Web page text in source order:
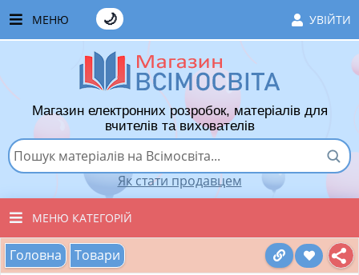
МЕНЮ УВІЙТИ
🌙
ЧАСТІ ЗАПИТАННЯ
ЯК ТУТ КУПУВАТИ
ЯК ТУТ ПРОДАВАТИ
ДОДАТИ РОЗРОБКУ
ВПОДОБАНІ ТОВАРИ
Магазин електронних розробок, матеріалів для
вчителів та вихователів
Як стати продавцем
МЕНЮ КАТЕГОРІЙ
ВСІ ТОВАРИ
Головна Товари